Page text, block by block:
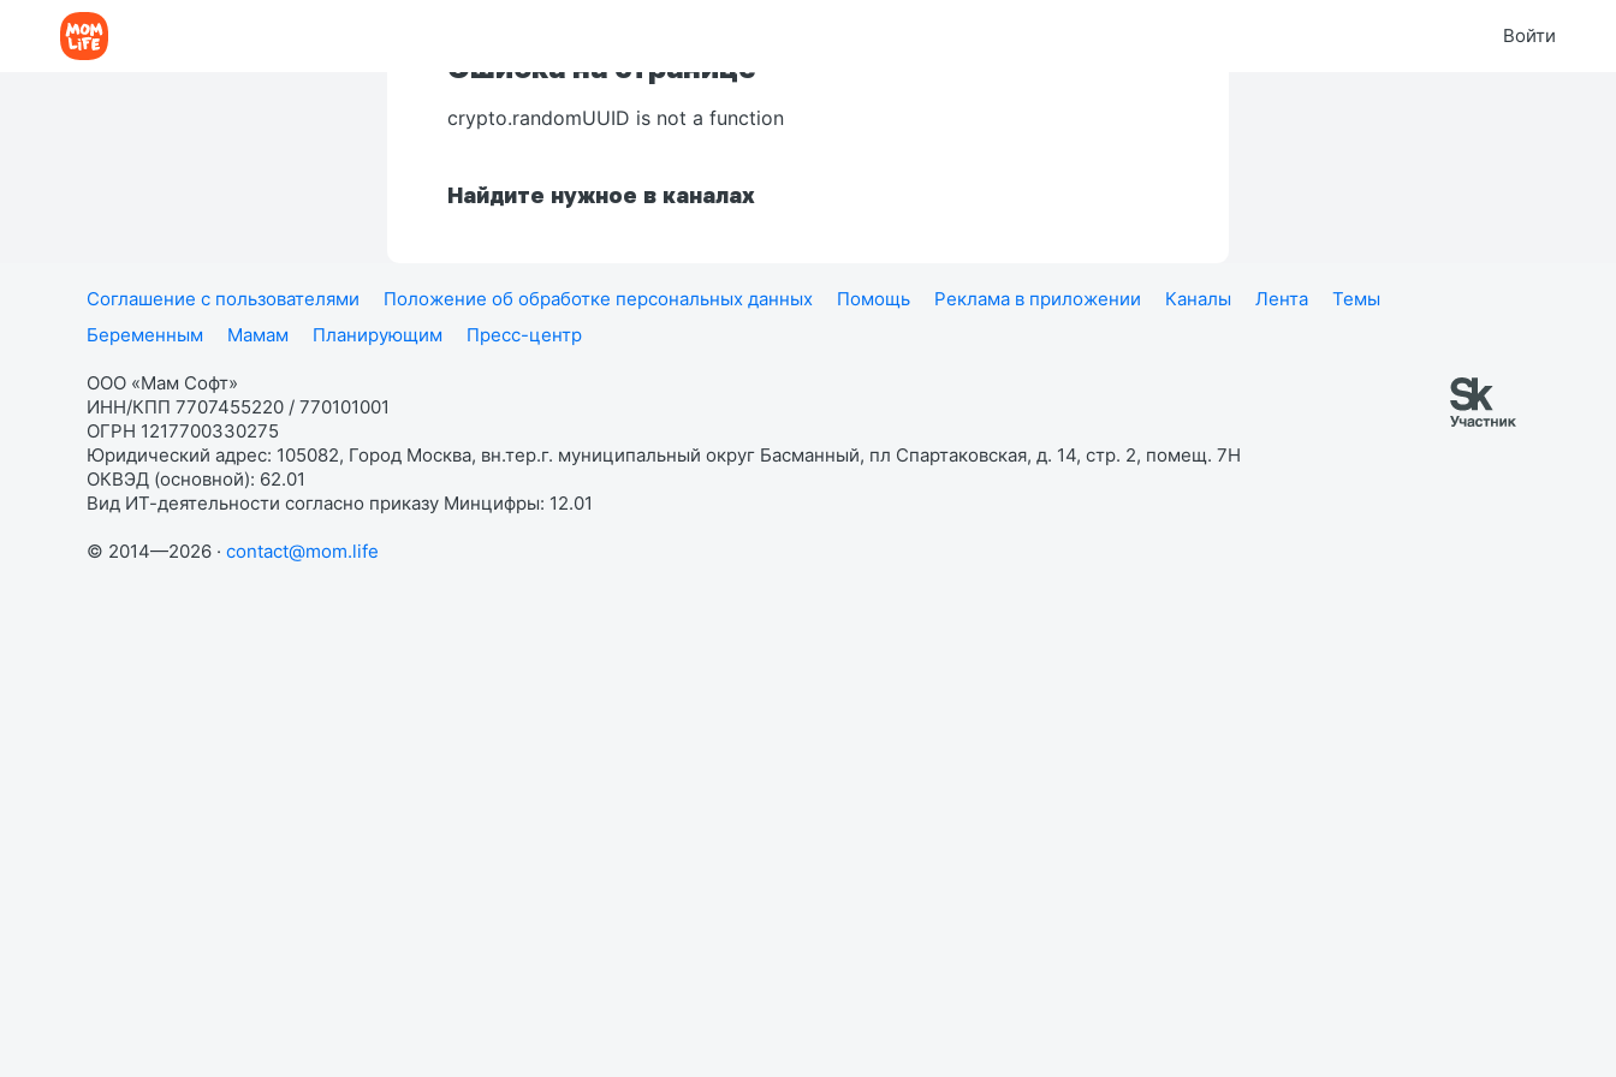
Войти
Ошибка на странице
crypto.randomUUID is not a function
Найдите нужное в каналах
Соглашение с пользователями Положение об обработке персональных данных Помощь Реклама в приложении Каналы Лента
Темы
Беременным
Мамам Планирующим Пресс-центр
ООО «Мам Софт»
ИНН/КПП 7707455220 / 770101001
ОГРН 1217700330275
Юридический адрес: 105082, Город Москва, вн.тер.г. муниципальный округ Басманный, пл Спартаковская, д. 14, стр. 2, помещ. 7Н
ОКВЭД (основной): 62.01
Вид ИТ-деятельности согласно приказу Минцифры: 12.01
© 2014—2026 · contact@mom.life